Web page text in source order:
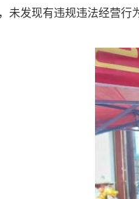
未发现有违规违法经营行